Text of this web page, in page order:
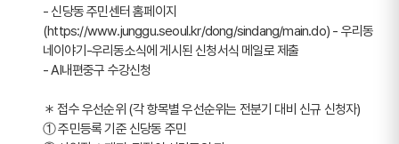
- 신당동 주민센터 홈페이지
(https://www.junggu.seoul.kr/dong/sindang/main.do) - 우리동
네이야기-우리동소식에 게시된 신청서식 메일로 제출
- AI내편중구 수강신청
＊ 접수 우선순위 (각 항목별 우선순위는 전분기 대비 신규 신청자)
① 주민등록 기준 신당동 주민